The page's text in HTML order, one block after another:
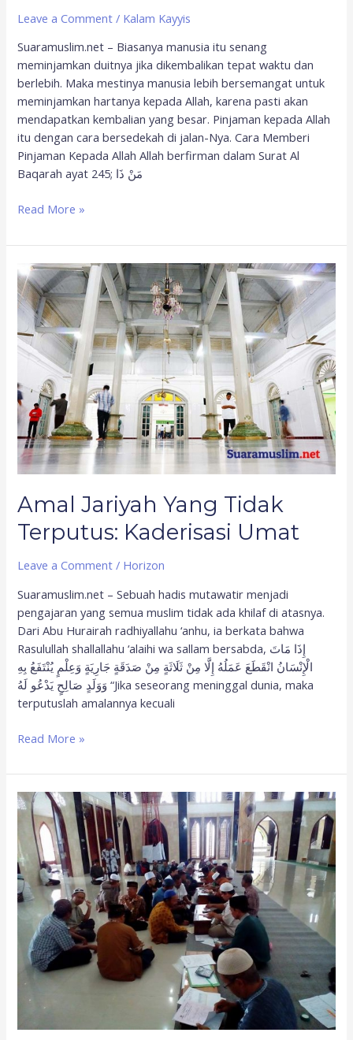
Leave a Comment / Kalam Kayyis
Suaramuslim.net – Biasanya manusia itu senang
meminjamkan duitnya jika dikembalikan tepat waktu dan
berlebih. Maka mestinya manusia lebih bersemangat untuk
meminjamkan hartanya kepada Allah, karena pasti akan
mendapatkan kembalian yang besar. Pinjaman kepada Allah
itu dengan cara bersedekah di jalan-Nya. Cara Memberi
Pinjaman Kepada Allah Allah berfirman dalam Surat Al
Baqarah ayat 245; مَنْ ذَا
Read More »
Amal Jariyah Yang Tidak
Terputus: Kaderisasi Umat
Leave a Comment / Horizon
Suaramuslim.net – Sebuah hadis mutawatir menjadi
pengajaran yang semua muslim tidak ada khilaf di atasnya.
Dari Abu Hurairah radhiyallahu ‘anhu, ia berkata bahwa
Rasulullah shallallahu ‘alaihi wa sallam bersabda, إِذَا مَاتَ
الْإِنْسَانُ انْقَطَعَ عَمَلُهُ إِلَّا مِنْ ثَلَاثَةٍ مِنْ صَدَقَةٍ جَارِيَةٍ وَعِلْمٍ يُنْتَفَعُ بِهِ
وَوَلَدٍ صَالِحٍ يَدْعُو لَهُ “Jika seseorang meninggal dunia, maka
terputuslah amalannya kecuali
Amal
Jariyah
Yang
Tidak
Terputus:
Kaderisasi
Umat
Read More »
Masjid
dan
Ziswaf